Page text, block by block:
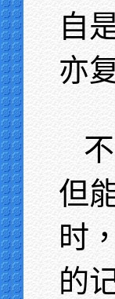
自
亦
但
时
的